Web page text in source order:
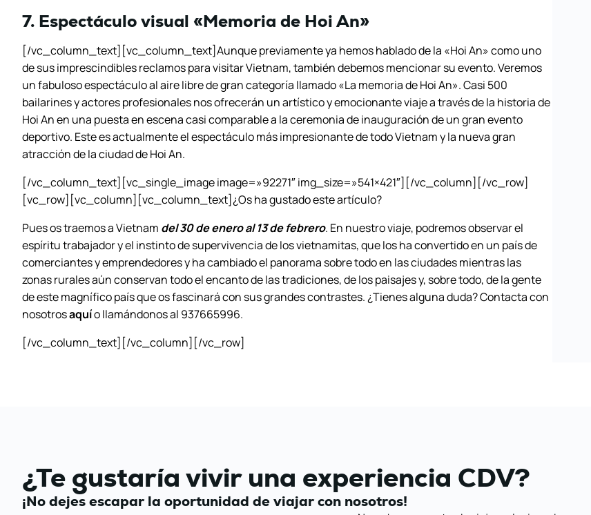
7. Espectáculo visual «Memoria de Hoi An»
[/vc_column_text][vc_column_text]Aunque previamente ya hemos hablado de la «Hoi An» como uno
de sus imprescindibles reclamos para visitar Vietnam, también debemos mencionar su evento. Veremos
un fabuloso espectáculo al aire libre de gran categoría llamado «La memoria de Hoi An». Casi 500
bailarines y actores profesionales nos ofrecerán un artístico y emocionante viaje a través de la historia de
Hoi An en una puesta en escena casi comparable a la ceremonia de inauguración de un gran evento
deportivo. Este es actualmente el espectáculo más impresionante de todo Vietnam y la nueva gran
atracción de la ciudad de Hoi An.
[/vc_column_text][vc_single_image image=»92271″ img_size=»541×421″][/vc_column][/vc_row]
[vc_row][vc_column][vc_column_text]¿Os ha gustado este artículo?
Pues os traemos a Vietnam del 30 de enero al 13 de febrero. En nuestro viaje, podremos observar el
espíritu trabajador y el instinto de supervivencia de los vietnamitas, que los ha convertido en un país de
comerciantes y emprendedores y ha cambiado el panorama sobre todo en las ciudades mientras las
zonas rurales aún conservan todo el encanto de las tradiciones, de los paisajes y, sobre todo, de la gente
de este magnífico país que os fascinará con sus grandes contrastes. ¿Tienes alguna duda? Contacta con
nosotrosaquío llamándonos al 937665996.
[/vc_column_text][/vc_column][/vc_row]
¿Te gustaría vivir una experiencia CDV?
¡No dejes escapar la oportunidad de viajar con nosotros!